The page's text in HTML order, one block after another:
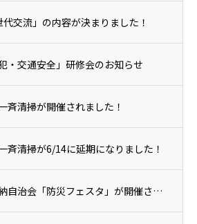
代交流」の内容が決まりました！
犯・交通安全」研修会のお知らせ
斉清掃が開催されました！
斉清掃が6/14に延期になりました！
南加納自治会「防災フェスタ」が開催されました！